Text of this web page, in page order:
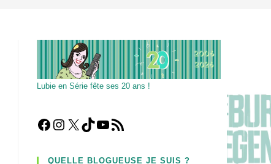
Lubie en Série fête ses 20 ans !
Facebook
Instagram
X TikTokYouTube
Flux RSS
QUELLE BLOGUEUSE JE SUIS ?